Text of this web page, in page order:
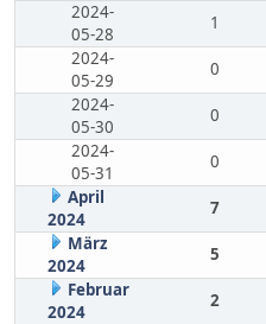
2024-
05-28
1
2024-
05-29
0
2024-
05-30
0
2024-
05-31
0
April
2024
7
März
2024
5
Februar
2024
2